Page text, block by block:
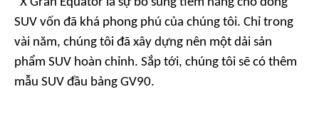
SUV vốn đã khá phong phú của chúng tôi. Chỉ trong
vài năm, chúng tôi đã xây dựng nên một dải sản
phẩm SUV hoàn chỉnh. Sắp tới, chúng tôi sẽ có thêm
mẫu SUV đầu bảng GV90.